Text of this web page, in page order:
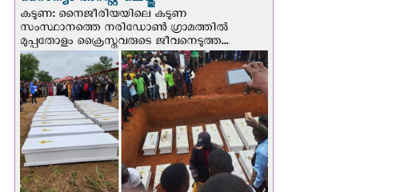
കടുണ: നൈജീരിയയിലെ കടുണ
സംസ്ഥാനത്തെ നരിഡോൺ ഗ്രാമത്തിൽ
മുപ്പതോളം ക്രൈസ്തവരുടെ ജീവനെടുത്ത...